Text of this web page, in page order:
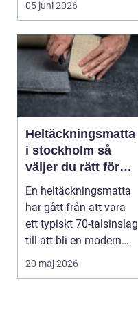
05 juni 2026
Heltäckningsmatta
i stockholm så
väljer du rätt för
hem och kontor
En heltäckningsmatta
har gått från att vara
ett typiskt 70-talsinslag
till att bli en modern
lösning...
20 maj 2026